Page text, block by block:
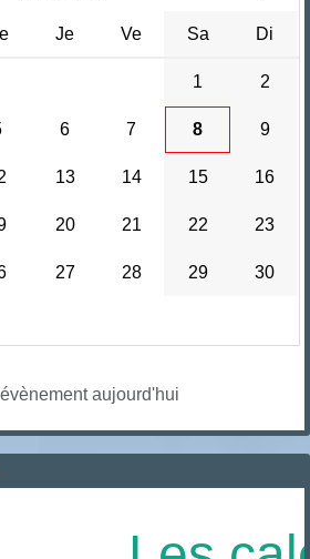
Je Ve Sa Di
1 2
6 7 8 9
13 14 15 16
20 21 22 23
27 28 29 30
aujourd'hui